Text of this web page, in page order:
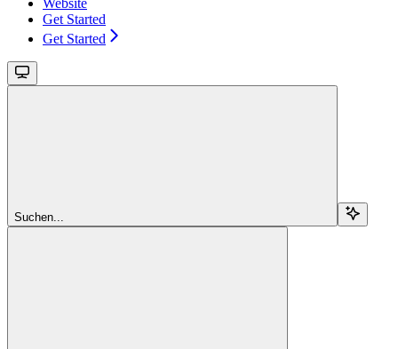
Get Started
Get Started
Suchen...